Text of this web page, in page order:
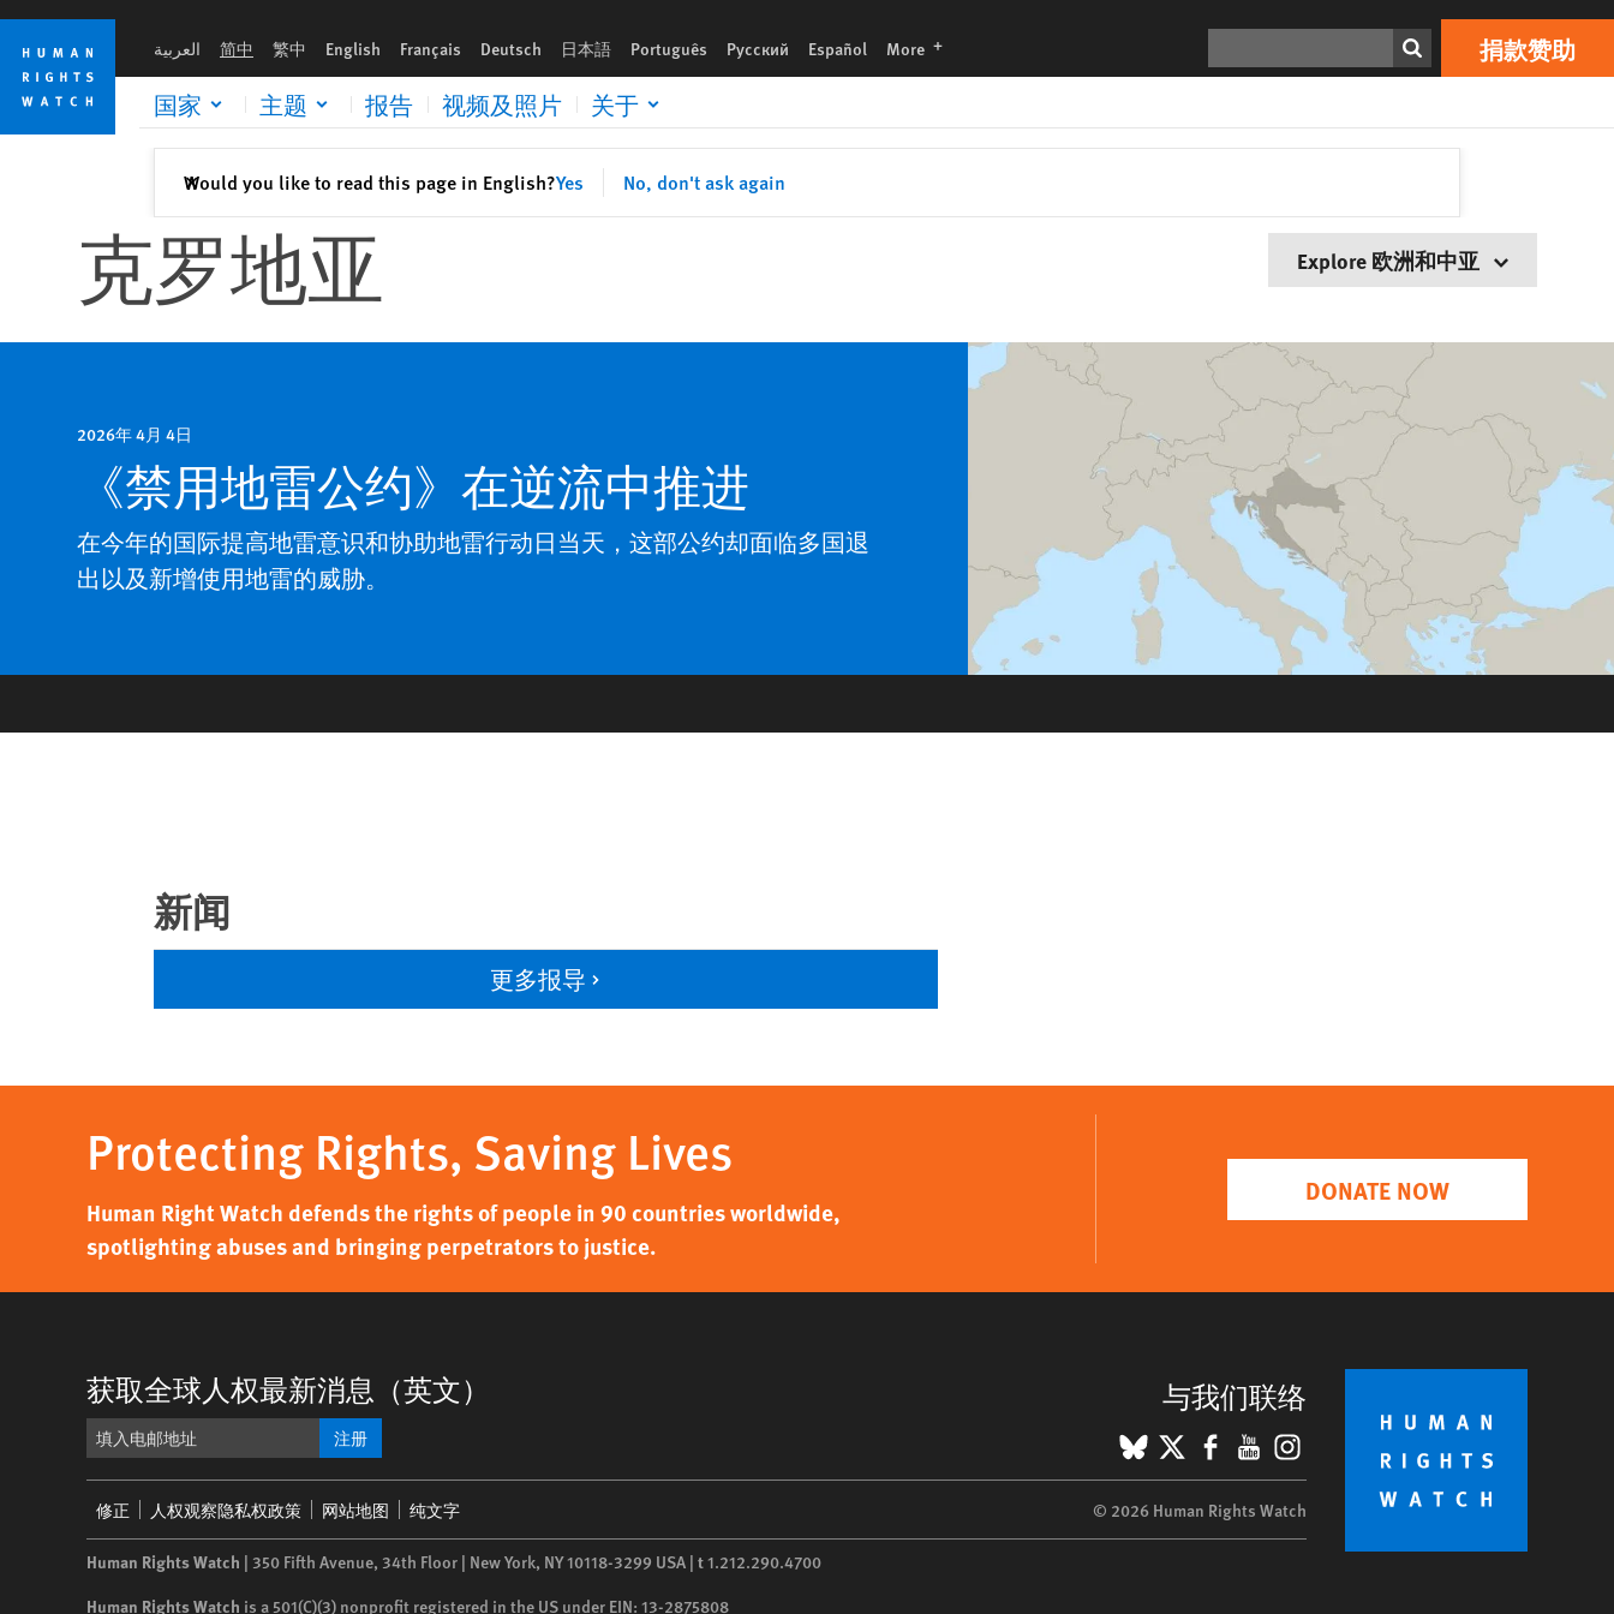
Skip
cookie
privacy
notice
Skip
main
content
العربية 简中 繁中 English Français Deutsch 日本語 Português Русский Español More languages 捐款赞助
国家 主题 报告 视频及照片 关于
Would you like to read this page in English?Yes No, don't ask again
✕关闭
Explore 欧洲和中亚
克罗地亚
2026年 4月 4日
《禁用地雷公约》在逆流中推进
在今年的国际提高地雷意识和协助地雷行动日当天，这部公约却面临多国退
出以及新增使用地雷的威胁。
新闻
更多报导
Protecting Rights, Saving Lives
Human Right Watch defends the rights of people in 90 countries worldwide,
spotlighting abuses and bringing perpetrators to justice.
DONATE NOW
获取全球人权最新消息（英文）
注册
与我们联络
BlueSky
X Facebook
YouTube
Instagram
menu
修正 人权观察隐私权政策 网站地图 纯文字 © 2026 Human Rights Watch
Human Rights Watch | 350 Fifth Avenue, 34th Floor | New York, NY10118-3299 USA | t1.212.290.4700
Human Rights Watch is a 501(C)(3) nonprofit registered in the US under EIN: 13-2875808